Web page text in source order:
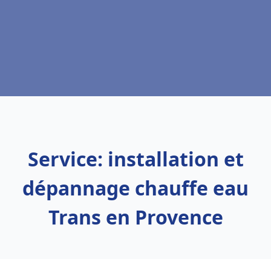
Service: installation et
dépannage chauffe eau
Trans en Provence